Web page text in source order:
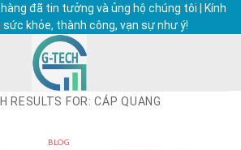
đã tin tưởng và ủng hộ chúng tôi | Kính
khỏe, thành công, vạn sự như ý!
RESULTS FOR:CÁP QUANG
BLOG